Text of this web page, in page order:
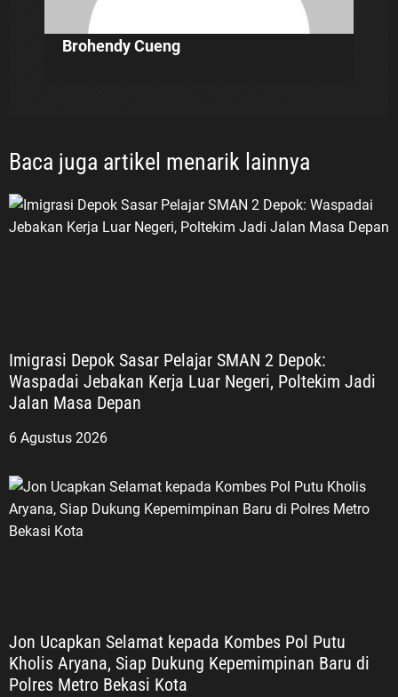
Brohendy Cueng
Baca juga artikel menarik lainnya
Imigrasi Depok Sasar Pelajar SMAN 2 Depok:
Waspadai Jebakan Kerja Luar Negeri, Poltekim Jadi
6 Agustus 2026
Jon Ucapkan Selamat kepada Kombes Pol Putu
Kholis Aryana, Siap Dukung Kepemimpinan Baru di
Polres Metro Bekasi Kota